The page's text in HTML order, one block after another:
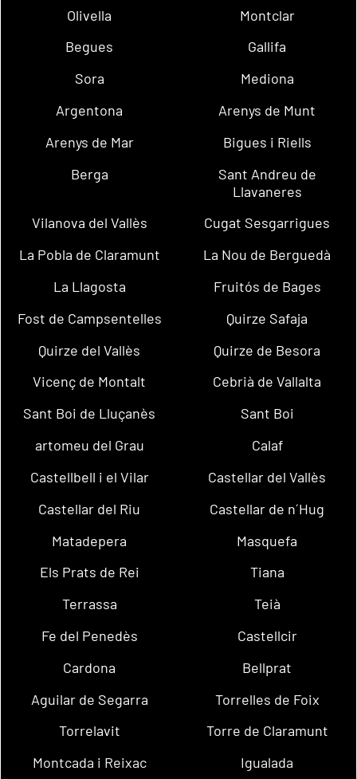
Olivella
Montclar
Begues
Gallifa
Sora
Mediona
Argentona
Arenys de Munt
Arenys de Mar
Bigues i Riells
Berga
Sant Andreu de
Llavaneres
Vilanova del Vallès
Cugat Sesgarrigues
La Pobla de Claramunt
La Nou de Berguedà
La Llagosta
Fruitós de Bages
Fost de Campsentelles
Quirze Safaja
Quirze del Vallès
Quirze de Besora
Vicenç de Montalt
Cebrià de Vallalta
Sant Boi de Lluçanès
Sant Boi
artomeu del Grau
Calaf
Castellbell i el Vilar
Castellar del Vallès
Castellar del Riu
Castellar de n´Hug
Matadepera
Masquefa
Els Prats de Rei
Tiana
Terrassa
Teià
Fe del Penedès
Castellcir
Cardona
Bellprat
Aguilar de Segarra
Torrelles de Foix
Torrelavit
Torre de Claramunt
Montcada i Reixac
Igualada